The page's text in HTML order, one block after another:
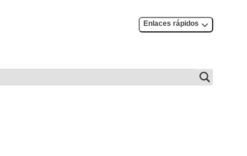
Enlaces rápidos